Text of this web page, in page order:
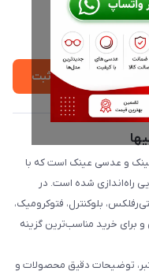
ثبت
و عدسی عینک است که با
راه‌اندازی شده است. در
بلوکنترل، فتوکرومیک،
برای خرید مناسب‌ترین گزینه
توضیحات دقیق محصولات و